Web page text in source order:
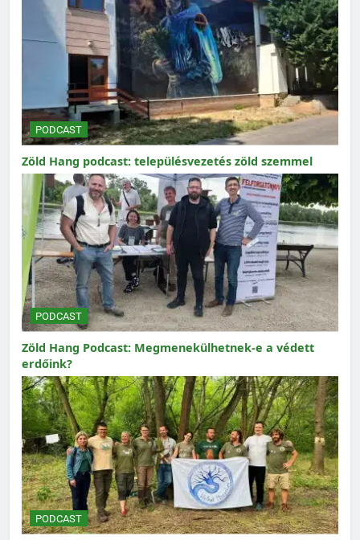
PODCAST
Zöld Hang podcast: településvezetés zöld szemmel
PODCAST
Zöld Hang Podcast: Megmenekülhetnek-e a védett
erdőink?
PODCAST